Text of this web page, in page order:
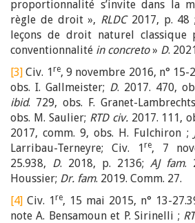
proportionnalité s’invite dans la
règle de droit », RLDC2017, p. 48 ;
leçons de droit naturel
conventionnalité in concreto» D.
[3] Civ. 1re, 9 novembre 2016, n° 15-
obs. I. Gallmeister; D. 2017. 470,
ibid. 729, obs. F. Granet-
obs. M. Saulier; RTD civ.2017. 111,
2017, comm. 9, obs. H. Fulchiron ;
Larribau-Terneyre; Civ. 1re, 7
25.938, D. 2018, p. 2136; AJ fam.
Houssier; Dr. fam. 2019. Comm. 27.
[4] Civ. 1re, 15 mai 2015, n° 13-
note A. Bensamoun et P. Sirinelli ;